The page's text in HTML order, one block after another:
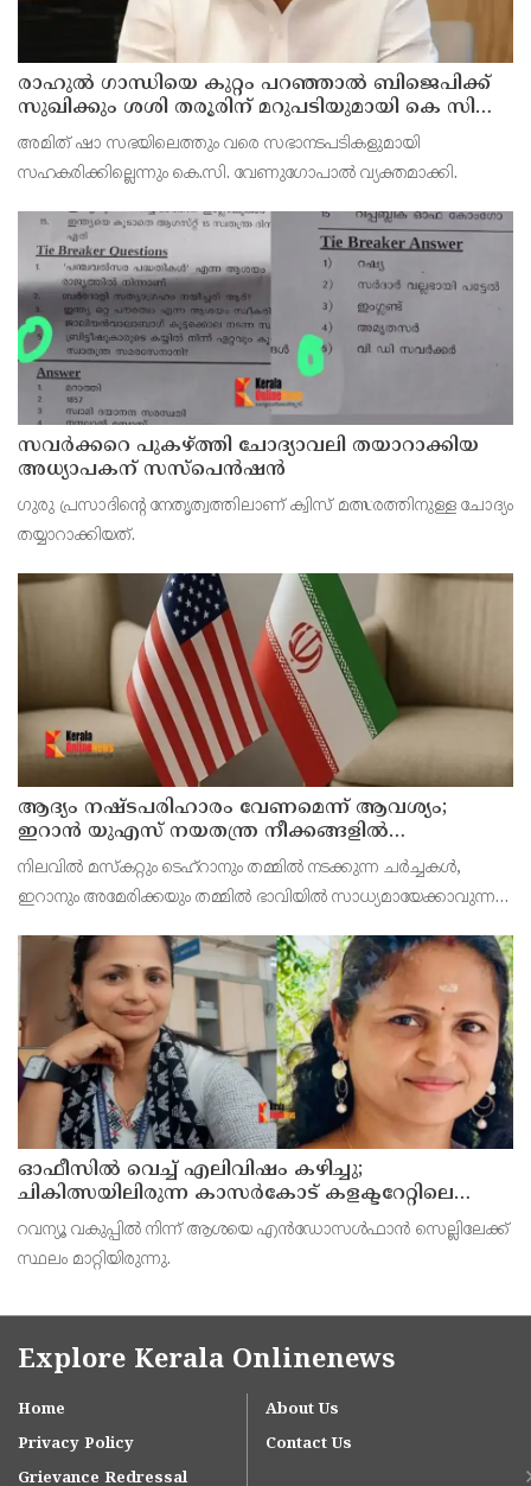
രാഹുല്‍ ഗാന്ധിയെ കുറ്റം പറഞ്ഞാല്‍ ബിജെപിക്ക്
സുഖിക്കും ശശി തരൂരിന് മറുപടിയുമായി കെ സി
വേണുഗോപാല്‍
അമിത് ഷാ സഭയിലെത്തും വരെ സഭാനടപടികളുമായി
സഹകരിക്കില്ലെന്നും കെ.സി. വേണുഗോപാല്‍ വ്യക്തമാക്കി.
സവര്‍ക്കറെ പുകഴ്ത്തി ചോദ്യാവലി തയാറാക്കിയ
അധ്യാപകന് സസ്‌പെന്‍ഷന്‍
ഗുരു പ്രസാദിന്റെ നേതൃത്വത്തിലാണ് ക്വിസ് മത്സരത്തിനുള്ള ചോദ്യം
തയ്യാറാക്കിയത്.
ആദ്യം നഷ്ടപരിഹാരം വേണമെന്ന് ആവശ്യം;
ഇറാന്‍ യുഎസ് നയതന്ത്ര നീക്കങ്ങളില്‍
അനിശ്ചിതത്വം
നിലവില്‍ മസ്‌കറ്റും ടെഹ്റാനും തമ്മില്‍ നടക്കുന്ന ചര്‍ച്ചകള്‍,
ഇറാനും അമേരിക്കയും തമ്മില്‍ ഭാവിയില്‍ സാധ്യമായേക്കാവുന്ന
കാണുന്നത്.
ഓഫീസില്‍ വെച്ച് എലിവിഷം കഴിച്ചു;
ചികിത്സയിലിരുന്ന കാസര്‍കോട് കളക്ടറേറ്റിലെ
സീനിയര്‍ ക്ലര്‍ക്ക് മരിച്ചു
റവന്യൂ വകുപ്പില്‍ നിന്ന് ആശയെ എന്‍ഡോസള്‍ഫാന്‍ സെല്ലിലേക്ക്
സ്ഥലം മാറ്റിയിരുന്നു.
Explore Kerala Onlinenews
Home
About Us
Privacy Policy
Contact Us
Grievance Redressal